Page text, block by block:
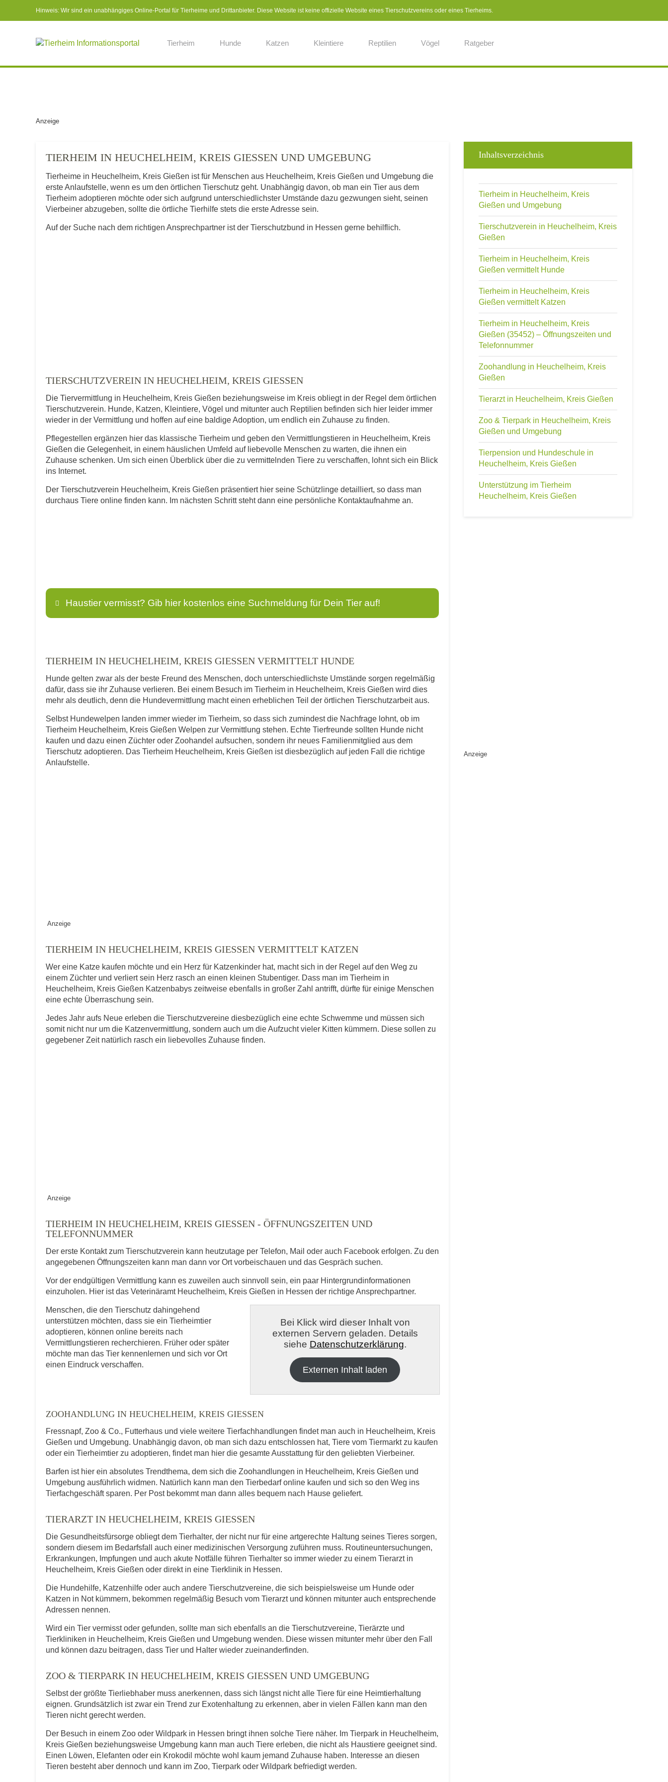
Hinweis: Wir sind ein unabhängiges Online-Portal für Tierheime und Drittanbieter. Diese Website ist keine offizielle Website eines Tierschutzvereins oder eines Tierheims.
Tierheim Hunde Katzen Kleintiere Reptilien Vögel Ratgeber
Anzeige
TIERHEIM IN HEUCHELHEIM, KREIS GIESSEN UND UMGEBUNG
Tierheime in Heuchelheim, Kreis Gießen ist für Menschen aus Heuchelheim, Kreis Gießen und Umgebung die
erste Anlaufstelle, wenn es um den örtlichen Tierschutz geht. Unabhängig davon, ob man ein Tier aus dem
Tierheim adoptieren möchte oder sich aufgrund unterschiedlichster Umstände dazu gezwungen sieht, seinen
Vierbeiner abzugeben, sollte die örtliche Tierhilfe stets die erste Adresse sein.
Auf der Suche nach dem richtigen Ansprechpartner ist der Tierschutzbund in Hessen gerne behilflich.
TIERSCHUTZVEREIN IN HEUCHELHEIM, KREIS GIESSEN
Die Tiervermittlung in Heuchelheim, Kreis Gießen beziehungsweise im Kreis obliegt in der Regel dem örtlichen
Tierschutzverein. Hunde, Katzen, Kleintiere, Vögel und mitunter auch Reptilien befinden sich hier leider immer
wieder in der Vermittlung und hoffen auf eine baldige Adoption, um endlich ein Zuhause zu finden.
Pflegestellen ergänzen hier das klassische Tierheim und geben den Vermittlungstieren in Heuchelheim, Kreis
Gießen die Gelegenheit, in einem häuslichen Umfeld auf liebevolle Menschen zu warten, die ihnen ein
Zuhause schenken. Um sich einen Überblick über die zu vermittelnden Tiere zu verschaffen, lohnt sich ein Blick
ins Internet.
Der Tierschutzverein Heuchelheim, Kreis Gießen präsentiert hier seine Schützlinge detailliert, so dass man
durchaus Tiere online finden kann. Im nächsten Schritt steht dann eine persönliche Kontaktaufnahme an.
Haustier vermisst? Gib hier kostenlos eine Suchmeldung für Dein Tier auf!
E-Mail*
Beschreibung des Tiers
Kontaktdaten des Besitzers
Diese Daten werden zu Kontaktaufnahme veröffentlicht.
E-Mail-Adresse
Mit Absenden der Daten akzeptiere ich dieDatenschutzbedinungen..
TIERHEIM IN HEUCHELHEIM, KREIS GIESSEN VERMITTELT HUNDE
Hunde gelten zwar als der beste Freund des Menschen, doch unterschiedlichste Umstände sorgen regelmäßig
dafür, dass sie ihr Zuhause verlieren. Bei einem Besuch im Tierheim in Heuchelheim, Kreis Gießen wird dies
mehr als deutlich, denn die Hundevermittlung macht einen erheblichen Teil der örtlichen Tierschutzarbeit aus.
Selbst Hundewelpen landen immer wieder im Tierheim, so dass sich zumindest die Nachfrage lohnt, ob im
Tierheim Heuchelheim, Kreis Gießen Welpen zur Vermittlung stehen. Echte Tierfreunde sollten Hunde nicht
kaufen und dazu einen Züchter oder Zoohandel aufsuchen, sondern ihr neues Familienmitglied aus dem
Tierschutz adoptieren. Das Tierheim Heuchelheim, Kreis Gießen ist diesbezüglich auf jeden Fall die richtige
Anlaufstelle.
Anzeige
TIERHEIM IN HEUCHELHEIM, KREIS GIESSEN VERMITTELT KATZEN
Wer eine Katze kaufen möchte und ein Herz für Katzenkinder hat, macht sich in der Regel auf den Weg zu
einem Züchter und verliert sein Herz rasch an einen kleinen Stubentiger. Dass man im Tierheim in
Heuchelheim, Kreis Gießen Katzenbabys zeitweise ebenfalls in großer Zahl antrifft, dürfte für einige Menschen
eine echte Überraschung sein.
Jedes Jahr aufs Neue erleben die Tierschutzvereine diesbezüglich eine echte Schwemme und müssen sich
somit nicht nur um die Katzenvermittlung, sondern auch um die Aufzucht vieler Kitten kümmern. Diese sollen zu
gegebener Zeit natürlich rasch ein liebevolles Zuhause finden.
Anzeige
TIERHEIM IN HEUCHELHEIM, KREIS GIESSEN - ÖFFNUNGSZEITEN UND T
ELEFONNUMMER
Der erste Kontakt zum Tierschutzverein kann heutzutage per Telefon, Mail oder auch Facebook erfolgen. Zu den
angegebenen Öffnungszeiten kann man dann vor Ort vorbeischauen und das Gespräch suchen.
Vor der endgültigen Vermittlung kann es zuweilen auch sinnvoll sein, ein paar Hintergrundinformationen
einzuholen. Hier ist das Veterinäramt Heuchelheim, Kreis Gießen in Hessen der richtige Ansprechpartner.
Menschen, die den Tierschutz dahingehend
unterstützen möchten, dass sie ein Tierheimtier
adoptieren, können online bereits nach
Vermittlungstieren recherchieren. Früher oder später
möchte man das Tier kennenlernen und sich vor Ort
einen Eindruck verschaffen.
Bei Klick wird dieser Inhalt von
externen Servern geladen. Details
siehe Datenschutzerklärung.
Externen Inhalt laden
ZOOHANDLUNG IN HEUCHELHEIM, KREIS GIESSEN
Fressnapf, Zoo & Co., Futterhaus und viele weitere Tierfachhandlungen findet man auch in Heuchelheim, Kreis
Gießen und Umgebung. Unabhängig davon, ob man sich dazu entschlossen hat, Tiere vom Tiermarkt zu kaufen
oder ein Tierheimtier zu adoptieren, findet man hier die gesamte Ausstattung für den geliebten Vierbeiner.
Barfen ist hier ein absolutes Trendthema, dem sich die Zoohandlungen in Heuchelheim, Kreis Gießen und
Umgebung ausführlich widmen. Natürlich kann man den Tierbedarf online kaufen und sich so den Weg ins
Tierfachgeschäft sparen. Per Post bekommt man dann alles bequem nach Hause geliefert.
TIERARZT IN HEUCHELHEIM, KREIS GIESSEN
Die Gesundheitsfürsorge obliegt dem Tierhalter, der nicht nur für eine artgerechte Haltung seines Tieres sorgen,
sondern diesem im Bedarfsfall auch einer medizinischen Versorgung zuführen muss. Routineuntersuchungen,
Erkrankungen, Impfungen und auch akute Notfälle führen Tierhalter so immer wieder zu einem Tierarzt in
Heuchelheim, Kreis Gießen oder direkt in eine Tierklinik in Hessen.
Die Hundehilfe, Katzenhilfe oder auch andere Tierschutzvereine, die sich beispielsweise um Hunde oder
Katzen in Not kümmern, bekommen regelmäßig Besuch vom Tierarzt und können mitunter auch entsprechende
Adressen nennen.
Wird ein Tier vermisst oder gefunden, sollte man sich ebenfalls an die Tierschutzvereine, Tierärzte und
Tierkliniken in Heuchelheim, Kreis Gießen und Umgebung wenden. Diese wissen mitunter mehr über den Fall
und können dazu beitragen, dass Tier und Halter wieder zueinanderfinden.
ZOO & TIERPARK IN HEUCHELHEIM, KREIS GIESSEN UND UMGEBUNG
Selbst der größte Tierliebhaber muss anerkennen, dass sich längst nicht alle Tiere für eine Heimtierhaltung
eignen. Grundsätzlich ist zwar ein Trend zur Exotenhaltung zu erkennen, aber in vielen Fällen kann man den
Tieren nicht gerecht werden.
Der Besuch in einem Zoo oder Wildpark in Hessen bringt ihnen solche Tiere näher. Im Tierpark in Heuchelheim,
Kreis Gießen beziehungsweise Umgebung kann man auch Tiere erleben, die nicht als Haustiere geeignet sind.
Einen Löwen, Elefanten oder ein Krokodil möchte wohl kaum jemand Zuhause haben. Interesse an diesen
Tieren besteht aber dennoch und kann im Zoo, Tierpark oder Wildpark befriedigt werden.
Inhaltsverzeichnis
Tierheim in Heuchelheim, Kreis
Gießen und Umgebung
Tierschutzverein in Heuchelheim, Kreis
Gießen
Tierheim in Heuchelheim, Kreis
Gießen vermittelt Hunde
Tierheim in Heuchelheim, Kreis
Gießen vermittelt Katzen
Tierheim in Heuchelheim, Kreis
Gießen (35452) – Öffnungszeiten und
Telefonnummer
Zoohandlung in Heuchelheim, Kreis
Gießen
Tierarzt in Heuchelheim, Kreis Gießen
Zoo & Tierpark in Heuchelheim, Kreis
Gießen und Umgebung
Tierpension und Hundeschule in
Heuchelheim, Kreis Gießen
Unterstützung im Tierheim
Heuchelheim, Kreis Gießen
Anzeige